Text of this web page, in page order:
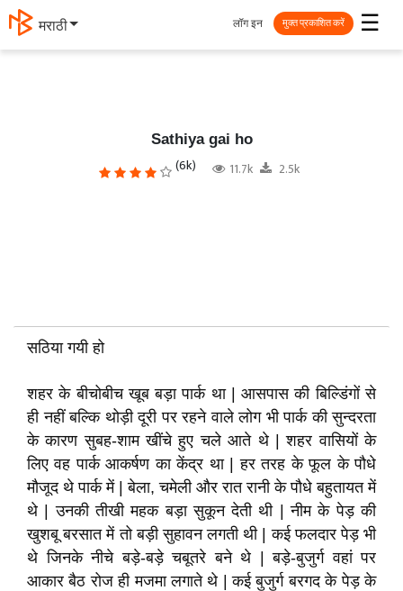
मराठी ☰
लॉग इन मुक्त प्रकाशित करें
Sathiya gai ho
(6k) 11.7k 2.5k
सठिया गयी हो
शहर के बीचोबीच खूब बड़ा पार्क था | आसपास की बिल्डिंगों से
ही नहीं बल्कि थोड़ी दूरी पर रहने वाले लोग भी पार्क की सुन्दरता
के कारण सुबह-शाम खींचे हुए चले आते थे | शहर वासियों के
लिए वह पार्क आकर्षण का केंद्र था | हर तरह के फूल के पौधे
मौजूद थे पार्क में | बेला, चमेली और रात रानी के पौधे बहुतायत में
थे | उनकी तीखी महक बड़ा सुकून देती थी | नीम के पेड़ की
खुशबू बरसात में तो बड़ी सुहावन लगती थी | कई फलदार पेड़ भी
थे जिनके नीचे बड़े-बड़े चबूतरे बने थे | बड़े-बुजुर्ग वहां पर
आकार बैठ रोज ही मजमा लगाते थे | कई बुजुर्ग बरगद के पेड़ के